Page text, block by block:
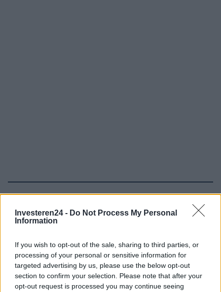
Investeren24 - Do Not Process My Personal
Information
If you wish to opt-out of the sale, sharing to third parties, or
processing of your personal or sensitive information for
targeted advertising by us, please use the below opt-out
section to confirm your selection. Please note that after your
opt-out request is processed you may continue seeing